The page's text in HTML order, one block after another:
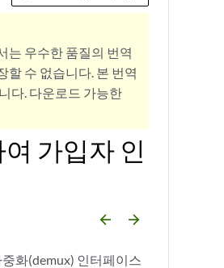
는 우수한 품질의 번역
할 수 없습니다. 본 번역
다. 다운로드 가능한
가입자 인
arrow_backward arrow_forward
화(demux) 인터페이스